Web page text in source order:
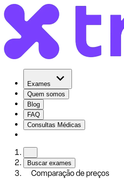
Exames
Quem somos
Blog
FAQ
Consultas Médicas
Buscar exames
Comparação de preços